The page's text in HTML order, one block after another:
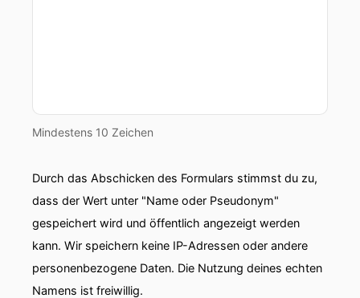
Mindestens 10 Zeichen
Durch das Abschicken des Formulars stimmst du zu,
dass der Wert unter "Name oder Pseudonym"
gespeichert wird und öffentlich angezeigt werden
kann. Wir speichern keine IP-Adressen oder andere
personenbezogene Daten. Die Nutzung deines echten
Namens ist freiwillig.